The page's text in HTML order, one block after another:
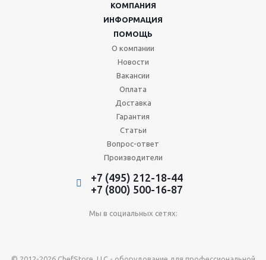
КОМПАНИЯ
ИНФОРМАЦИЯ
ПОМОЩЬ
О компании
Новости
Вакансии
Оплата
Доставка
Гарантия
Статьи
Вопрос-ответ
Производители
+7 (495) 212-18-44
+7 (800) 500-16-87
Мы в социальных сетях: